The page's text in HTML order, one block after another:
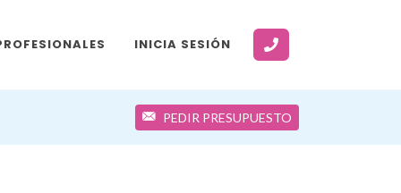
INICIA SESIÓN
PEDIR PRESUPUESTO